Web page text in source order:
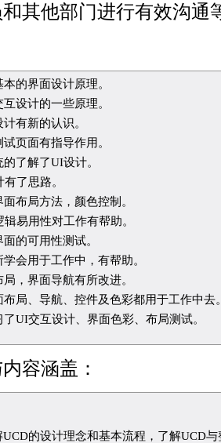
其他部门进行有效沟通
的界面设计原理。
设计的一些原理。
有新的认识。
页面有指导作用。
的了解了UI设计。
了思路。
布局方法，颜色控制。
易用性对工作有帮助。
的可用性测试。
会用于工作中，有帮助。
，界面导航有所改进。
布局、导航、控件及色彩都用于工作中去
了UI交互设计、界面色彩、布局测试。
容涵盖：
UCD的设计理念和基本流程，了解UCD